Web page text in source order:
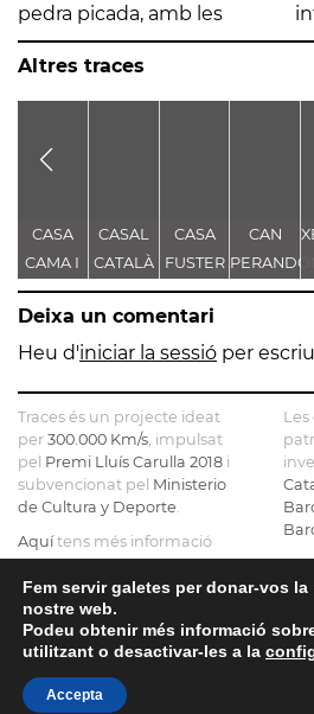
pedra picada, amb les
Altres traces
CASA
CAMA I
ESCURRA
CASAL
CATALÀ
CASA
FUSTER
CAN
- CASA
FARJAS
Deixa un comentari
Heu d'iniciar la sessió per
Traces és un projecte ideat
per 300.000 Km/s , impulsat
pel Premi Lluís Carulla 2018 i
subvencionat pel Ministerio
de Cultura y Deporte
Aquítens més informació
sobre el projecte
Si ens vols contactar pots fer-
ho a info@tracesmap.org
El
, l'
Fem servir galetes per donar-vos
nostre web.
Podeu obtenir més informació
utilitzant o desactivar-les a la
Accepta